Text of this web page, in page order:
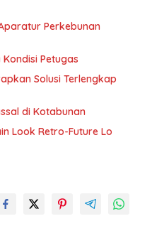
Perkebunan
Petugas
Solusi Terlengkap
di Kotabunan
Look Retro-Future Lo